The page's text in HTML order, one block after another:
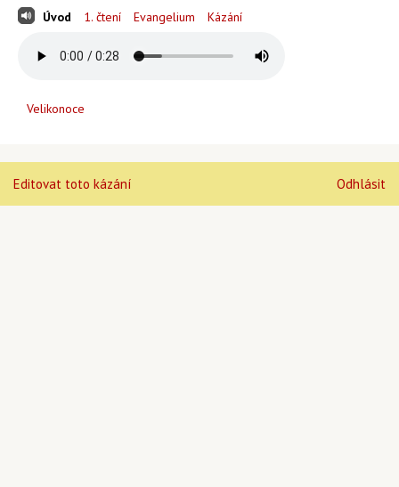
Úvod 1. čtení Evangelium Kázání
Velikonoce
Editovat toto kázání Odhlásit